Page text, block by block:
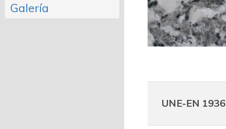
Galería
UNE-EN 1936